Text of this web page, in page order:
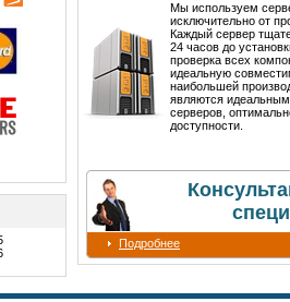
Мы используем
исключительно от
Каждый сервер
24 часов до
проверка всех
идеальную
наибольшей
являются
серверов,
доступности.
Подробнее